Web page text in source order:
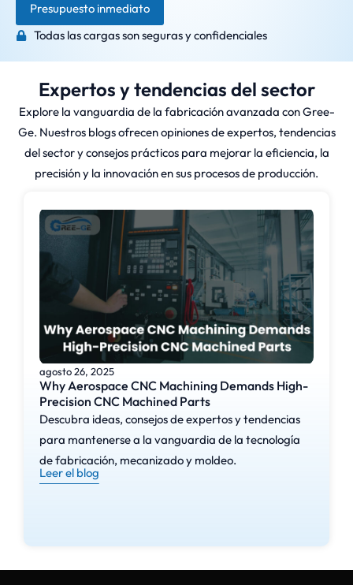
Presupuesto inmediato
Todas las cargas son seguras y confidenciales
Expertos y tendencias del sector
Explore la vanguardia de la fabricación avanzada con Gree-
Ge. Nuestros blogs ofrecen opiniones de expertos, tendencias
del sector y consejos prácticos para mejorar la eficiencia, la
precisión y la innovación en sus procesos de producción.
agosto 26, 2025
Why Aerospace CNC Machining Demands High-
Precision CNC Machined Parts
Descubra ideas, consejos de expertos y tendencias
para mantenerse a la vanguardia de la tecnología
de fabricación, mecanizado y moldeo.
Leer el blog